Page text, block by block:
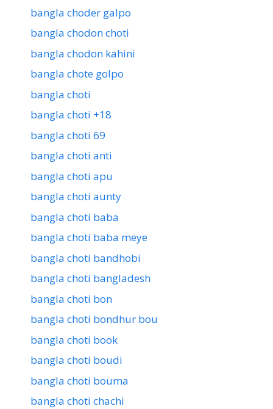
bangla choder galpo
bangla chodon choti
bangla chodon kahini
bangla chote golpo
bangla choti
bangla choti +18
bangla choti 69
bangla choti anti
bangla choti apu
bangla choti aunty
bangla choti baba
bangla choti baba meye
bangla choti bandhobi
bangla choti bangladesh
bangla choti bon
bangla choti bondhur bou
bangla choti book
bangla choti boudi
bangla choti bouma
bangla choti chachi